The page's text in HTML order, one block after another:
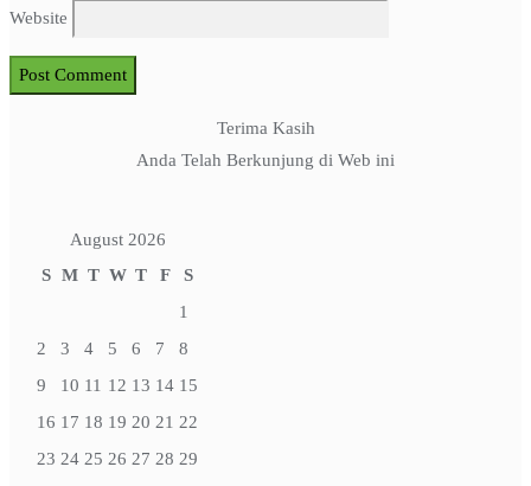
Website
Terima Kasih
Anda Telah Berkunjung di Web ini
August 2026
S M T W T F
S
1
2
3 4 5 6 7
8
9
10 11 12 13 14 15
16 17 18 19 20 21 22
23 24 25 26 27 28 29